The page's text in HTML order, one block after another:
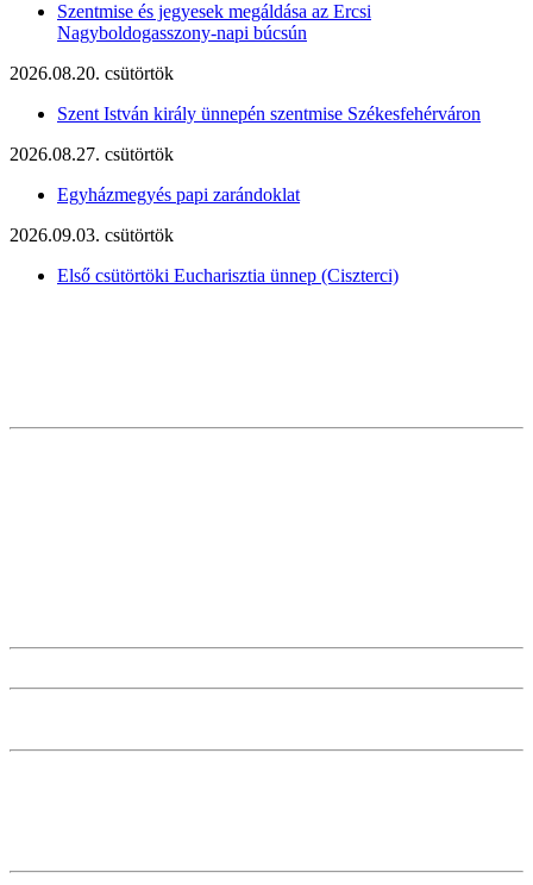
Szentmise és jegyesek megáldása az Ercsi
Nagyboldogasszony-napi búcsún
2026.08.20. csütörtök
Szent István király ünnepén szentmise Székesfehérváron
2026.08.27. csütörtök
Egyházmegyés papi zarándoklat
2026.09.03. csütörtök
Első csütörtöki Eucharisztia ünnep (Ciszterci)